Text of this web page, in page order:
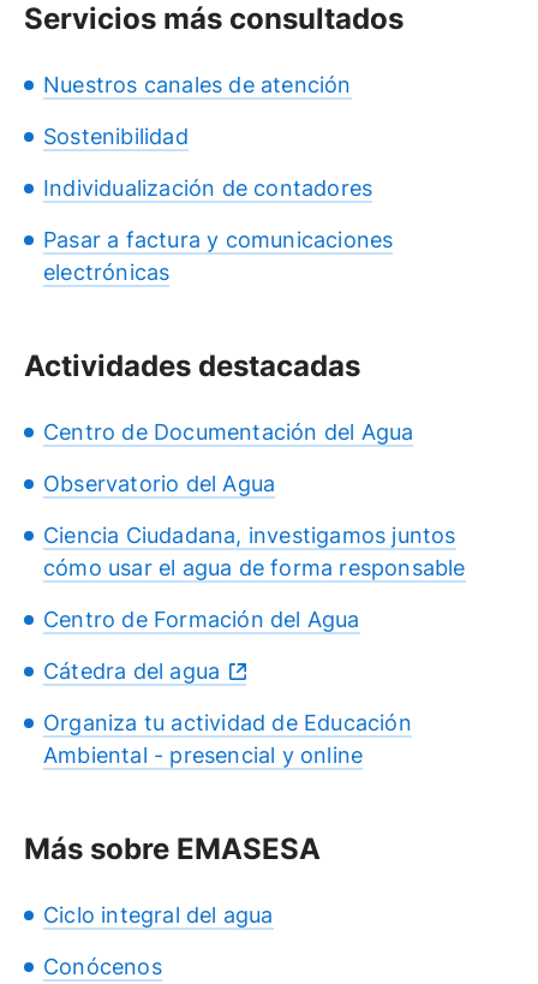
Servicios más consultados
Nuestros canales de atención
Sostenibilidad
Individualización de contadores
Pasar a factura y comunicaciones
electrónicas
Actividades destacadas
Centro de Documentación del Agua
Observatorio del Agua
Ciencia Ciudadana, investigamos juntos
cómo usar el agua de forma responsable
Centro de Formación del Agua
Cátedra del agua
Organiza tu actividad de Educación
Ambiental - presencial y online
Más sobre EMASESA
Ciclo integral del agua
Conócenos